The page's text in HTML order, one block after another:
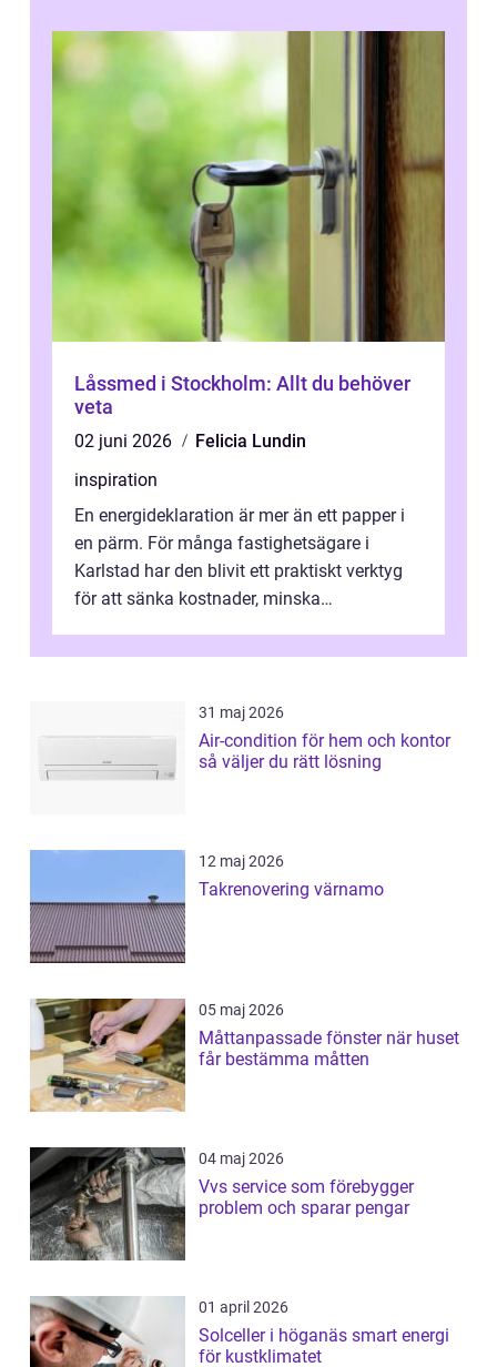
Låssmed i Stockholm: Allt du behöver
veta
02 juni 2026
Felicia Lundin
inspiration
En energideklaration är mer än ett papper i
en pärm. För många fastighetsägare i
Karlstad har den blivit ett praktiskt verktyg
för att sänka kostnader, minska
31 maj 2026
Air-condition för hem och kontor
så väljer du rätt lösning
12 maj 2026
Takrenovering värnamo
05 maj 2026
Måttanpassade fönster när huset
får bestämma måtten
04 maj 2026
Vvs service som förebygger
problem och sparar pengar
01 april 2026
Solceller i höganäs smart energi
för kustklimatet